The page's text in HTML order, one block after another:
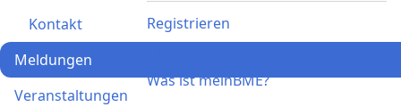
Registrieren
Was ist meinBME?
Kontakt
Meldungen
Veranstaltungen